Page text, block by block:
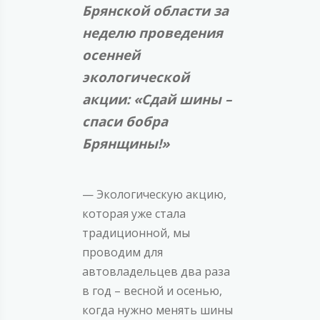
Брянской области за
неделю проведения
осенней
экологической
акции: «Сдай шины –
спаси бобра
Брянщины!»
— Экологическую акцию,
которая уже стала
традиционной, мы
проводим для
автовладельцев два раза
в год – весной и осенью,
когда нужно менять шины